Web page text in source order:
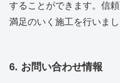
することができます。信
満足のいく施工を行いまし
6. お問い合わせ情報